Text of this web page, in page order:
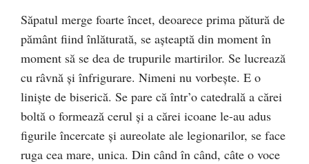
Săpatul merge foarte încet, deoarece prima pătură de
pământ fiind înlăturată, se aşteaptă din moment în
moment să se dea de trupurile martirilor. Se lucrează
cu râvnă şi înfrigurare. Nimeni nu vorbeşte. E o
linişte de biserică. Se pare că într’o catedrală a cărei
boltă o formează cerul şi a cărei icoane le-au adus
figurile încercate şi aureolate ale legionarilor, se face
ruga cea mare, unica. Din când în când, câte o voce